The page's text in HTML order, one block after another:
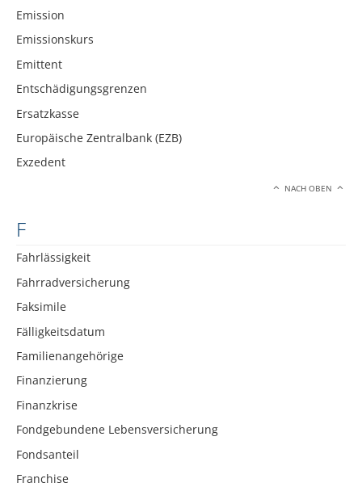
Emission
Emissionskurs
Emittent
Entschädigungsgrenzen
Ersatzkasse
Europäische Zentralbank (EZB)
Exzedent
NACH OBEN
F
Fahrlässigkeit
Fahrradversicherung
Faksimile
Fälligkeitsdatum
Familienangehörige
Finanzierung
Finanzkrise
Fondgebundene Lebensversicherung
Fondsanteil
Franchise